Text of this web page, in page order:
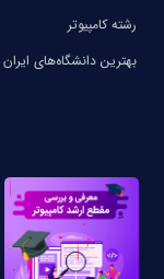
رشته کامپیوتر
بهترین دانشگاه‌های ایران